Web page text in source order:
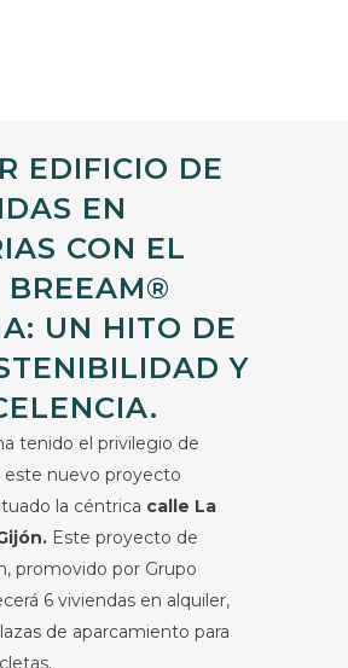
EDIFICIO DE
EN
CON EL
BREEAM®
UN HITO DE
Y
tenido el privilegio de
este nuevo proyecto
la céntrica calle La
Este proyecto de
promovido por Grupo
6 viviendas en alquiler,
de aparcamiento para